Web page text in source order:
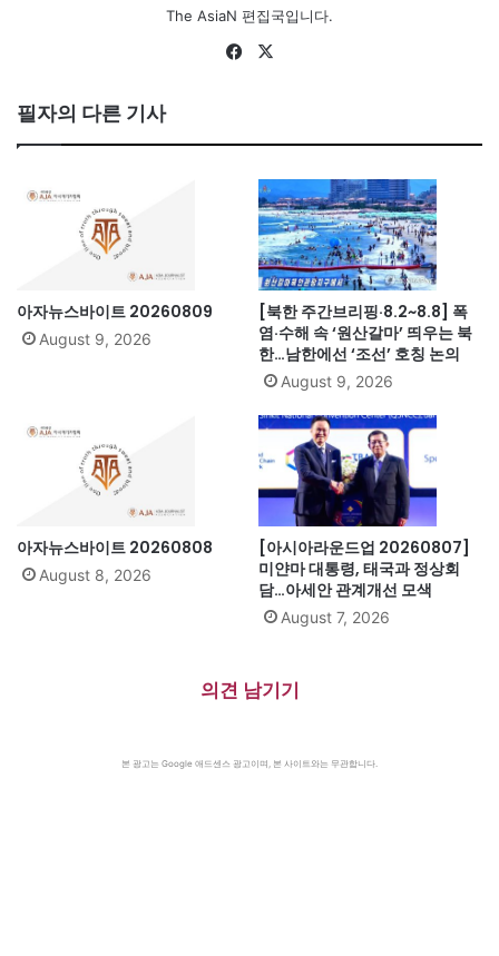
The AsiaN 편집국입니다.
Fa
필자의 다른 기사
아자뉴스바이트 20260809
August 9, 2026
[북한 주간브리핑·8.2~8.8] 폭
염·수해 속 ‘원산갈마’ 띄우는 북
한…남한에선 ‘조선’ 호칭 논의
August 9, 2026
아자뉴스바이트 20260808
August 8, 2026
[아시아라운드업 20260807]
미얀마 대통령, 태국과 정상회
담…아세안 관계개선 모색
August 7, 2026
의견 남기기
본 광고는 Google 애드센스 광고이며, 본 사이트와는 무관합니다.